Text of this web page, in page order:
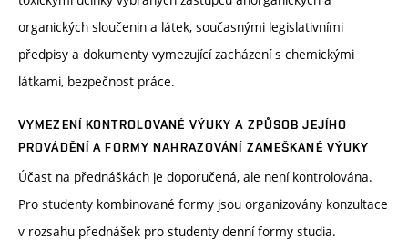
organických sloučenin a látek, současnými legislativními
předpisy a dokumenty vymezující zacházení s chemickými
látkami, bezpečnost práce.
VYMEZENÍ KONTROLOVANÉ VÝUKY A ZPŮSOB JEJÍHO
PROVÁDĚNÍ A FORMY NAHRAZOVÁNÍ ZAMEŠKANÉ VÝUKY
Účast na přednáškách je doporučená, ale není kontrolována.
Pro studenty kombinované formy jsou organizovány konzultace
v rozsahu přednášek pro studenty denní formy studia.